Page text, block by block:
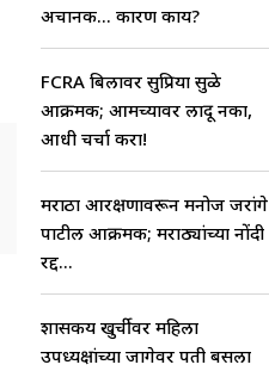
अचानक... कारण काय?
FCRA बिलावर सुप्रिया सुळे
आक्रमक; आमच्यावर लादू नका,
आधी चर्चा करा!
मराठा आरक्षणावरून मनोज जरांगे
पाटील आक्रमक; मराठ्यांच्या नोंदी
रद्द...
शासकीय खुर्चीवर महिला
उपध्यक्षांच्या जागेवर पती बसला